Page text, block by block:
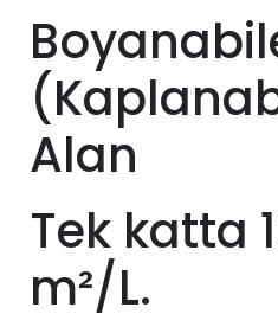
Alan
Tek katta
m²/L.